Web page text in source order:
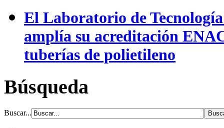
El Laboratorio de
amplía su acreditación
tuberías de polietileno
Búsqueda
Buscar...